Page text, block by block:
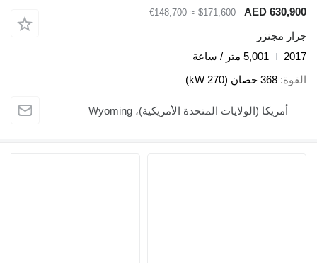
AED 630,900
$171,600
≈ €148,700
جرار مجنزر
2017
5,001 متر / ساعة
القوة 368 حصان (270 kW)
أمريكا (الولايات المتحدة الأمريكية)، Wyoming